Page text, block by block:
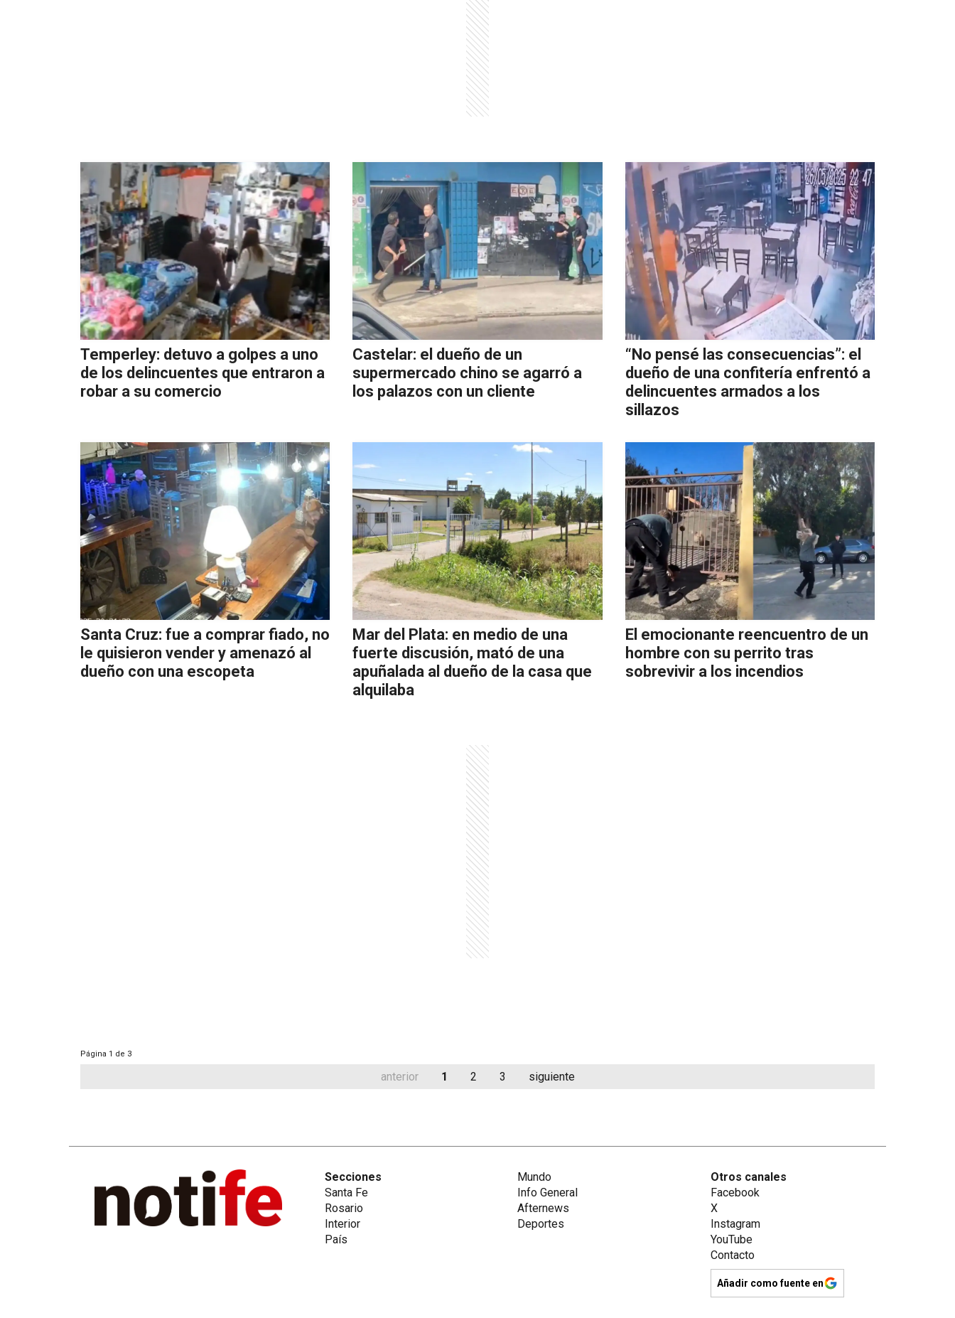
Temperley: detuvo a golpes a uno
de los delincuentes que entraron a
robar a su comercio
Castelar: el dueño de un
supermercado chino se agarró a
los palazos con un cliente
“No pensé las consecuencias”: el
dueño de una confitería enfrentó a
delincuentes armados a los
sillazos
Santa Cruz: fue a comprar fiado, no
le quisieron vender y amenazó al
dueño con una escopeta
Mar del Plata: en medio de una
fuerte discusión, mató de una
apuñalada al dueño de la casa que
alquilaba
El emocionante reencuentro de un
hombre con su perrito tras
sobrevivir a los incendios
Página 1 de 3
anterior 1 2 3 siguiente
Secciones
Santa Fe
Rosario
Interior
País
Mundo
Info General
Afternews
Deportes
Otros canales
Facebook
X
Instagram
YouTube
Contacto
Añadir como fuente en